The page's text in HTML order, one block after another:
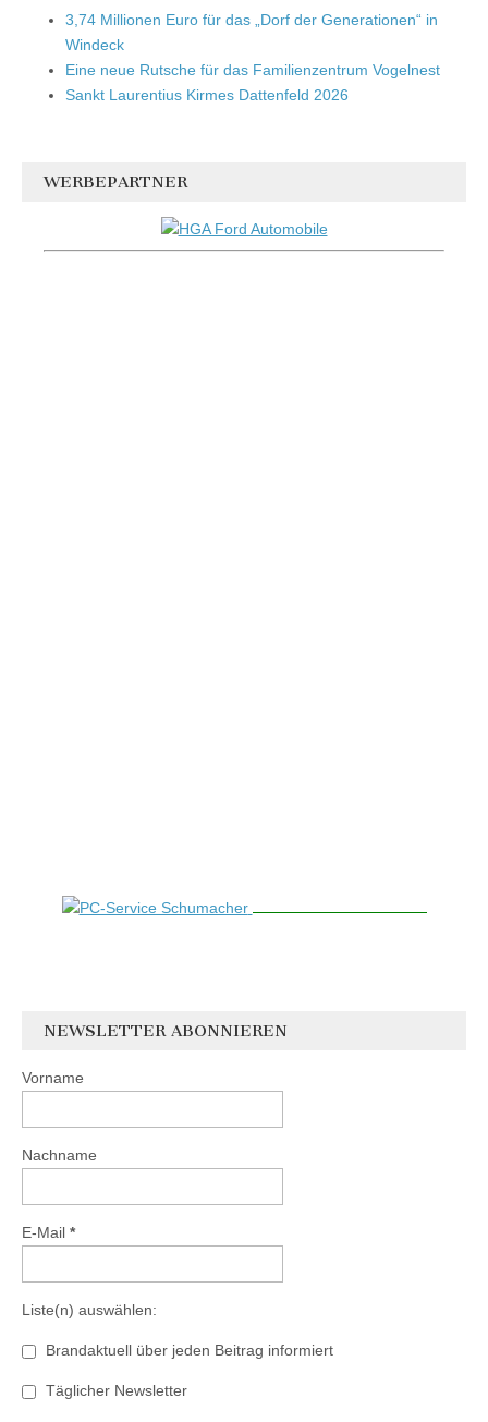
3,74 Millionen Euro für das „Dorf der Generationen“ in
Windeck
Eine neue Rutsche für das Familienzentrum Vogelnest
Sankt Laurentius Kirmes Dattenfeld 2026
WERBEPARTNER
NEWSLETTER ABONNIEREN
Vorname
Nachname
E-Mail *
Liste(n) auswählen:
Brandaktuell über jeden Beitrag informiert
Täglicher Newsletter